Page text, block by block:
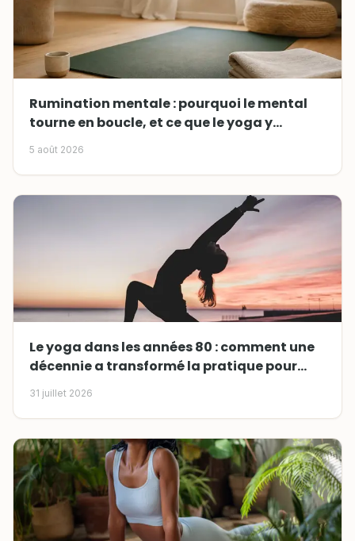
Rumination mentale : pourquoi le mental
tourne en boucle, et ce que le yoga y
change
5 août 2026
Le yoga dans les années 80 : comment une
décennie a transformé la pratique pour
toujours
31 juillet 2026